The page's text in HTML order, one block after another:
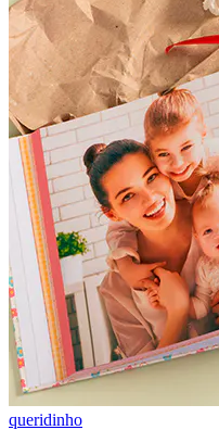
queridinho